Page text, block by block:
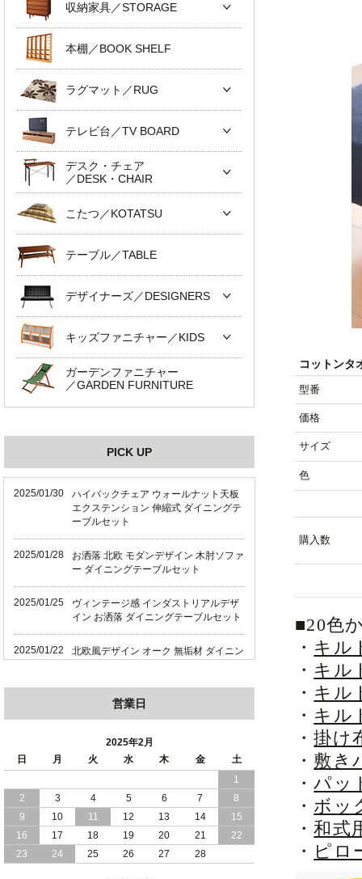
コットンタ
型番
価格
サイズ
色
購入数
■20色
・ キル
・ キル
・ キル
・ キル
・掛け
・ 敷き
・パッ
・ ボッ
・和式
・ ピロ
収納家具／STORAGE
本棚／BOOK SHELF
ラグマット／RUG
テレビ台／TV BOARD
デスク・チェア
／DESK・CHAIR
こたつ／KOTATSU
テーブル／TABLE
デザイナーズ／DESIGNERS
キッズファニチャー／KIDS
ガーデンファニチャー
／GARDEN FURNITURE
PICK UP
2025/01/30
ハイバックチェア ウォールナット天板
エクステンション 伸縮式 ダイニングテ
ーブルセット
2025/01/28
お洒落 北欧 モダンデザイン 木肘ソファ
ー ダイニングテーブルセット
2025/01/25
ヴィンテージ感 インダストリアルデザ
イン お洒落 ダイニングテーブルセット
2025/01/22
北欧風デザイン オーク 無垢材 ダイニン
天然木 オーク 無垢材 上質感 北欧風デ
ザイン ダイニング
ハイバックチェア 伸縮式テーブル ダイ
ニングテーブルセット
2025/01/12
畳仕様の床板 和モダン 国産 収納力バツ
グン 跳ね上げ式 収納ベッド
2025/01/10
和モダン セキスイ 美草 ヘッドボードレ
ス 小上がり 大容量収納 跳ね上げ式 畳
営業日
2025年2月
日
月 火 水 木 金
土
1
2
3 4 5 6 7
8
9
10 11 12 13 14
15
16
17 18 19 20 21
22
23
24 25 26 27 28